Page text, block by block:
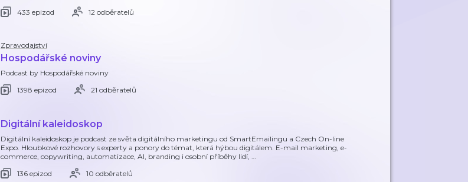
433 epizod
12 odběratelů
Zpravodajství
Hospodářské noviny
Podcast by Hospodářské noviny
1398 epizod
21 odběratelů
Digitální kaleidoskop
Digitální kaleidoskop je podcast ze světa digitálního marketingu od SmartEmailingu a Czech On-line
Expo. Hloubkové rozhovory s experty a ponory do témat, která hýbou digitálem. E-mail marketing, e-
commerce, copywriting, automatizace, AI, branding i osobní příběhy lidí, …
136 epizod
10 odběratelů